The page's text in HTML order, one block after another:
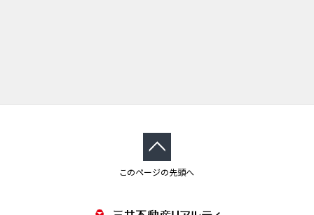
このページの先頭へ